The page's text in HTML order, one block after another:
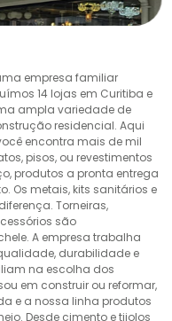
empresa familiar
14 lojas em Curitiba e
ampla variedade de
residencial. Aqui
encontra mais de mil
pisos, ou revestimentos
produtos a pronta entrega
Os metais, kits sanitários e
Torneiras,
são
A empresa trabalha
durabilidade e
na escolha dos
em construir ou reformar,
e a nossa linha produtos
Desde cimento e tijolos